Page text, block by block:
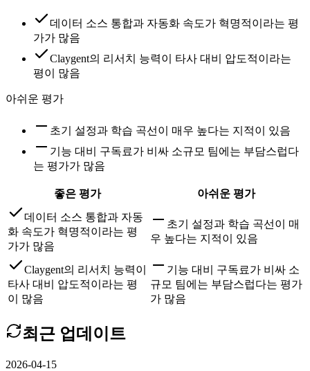
데이터 소스 통합과 자동화 속도가 혁명적이라는 평
가가 많음
Claygent의 리서치 능력이 타사 대비 압도적이라는
평이 많음
아쉬운 평가
초기 설정과 학습 곡선이 매우 높다는 지적이 있음
기능 대비 구독료가 비싸 소규모 팀에는 부담스럽다
는 평가가 많음
좋은 평가
아쉬운 평가
데이터 소스 통합과 자동
화 속도가 혁명적이라는 평
가가 많음
초기 설정과 학습 곡선이 매
우 높다는 지적이 있음
Claygent의 리서치 능력이
타사 대비 압도적이라는 평
이 많음
기능 대비 구독료가 비싸 소
규모 팀에는 부담스럽다는 평가
가 많음
최근 업데이트
2026-04-15